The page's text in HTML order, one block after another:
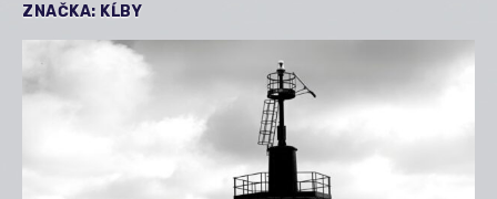
ZNAČKA: KĹBY